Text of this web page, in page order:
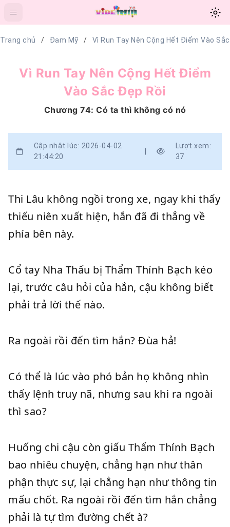
Trang chủ Đam Mỹ Vì Run Tay Nên Cộng Hết Điểm Vào
Vì Run Tay Nên Cộng Hết Điểm
Vào Sắc Đẹp Rồi
Chương 74: Có ta thì không có nó
Cập nhật lúc: 2026-04-02
21:44:20
|
Lượt xem:
37
Thi Lâu không ngồi trong xe, ngay khi thấy
thiếu niên xuất hiện, hắn đã đi thẳng về
phía bên này.
Cổ tay Nha Thấu bị Thẩm Thính Bạch kéo
lại, trước câu hỏi của hắn, cậu không biết
phải trả lời thế nào.
Ra ngoài rồi đến tìm hắn? Đùa hả!
Có thể là lúc vào phó bản họ không nhìn
thấy lệnh truy nã, nhưng sau khi ra ngoài
thì sao?
Huống chi cậu còn giấu Thẩm Thính Bạch
bao nhiêu chuyện, chẳng hạn như thân
phận thực sự, lại chẳng hạn như thông tin
mấu chốt. Ra ngoài rồi đến tìm hắn chẳng
phải là tự tìm đường chết à?